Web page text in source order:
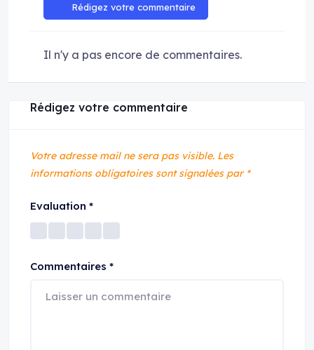
Rédigez votre commentaire
Il n'y a pas encore de commentaires.
Rédigez votre commentaire
Votre adresse mail ne sera pas visible. Les
informations obligatoires sont signalées par *
Evaluation *
Commentaires *